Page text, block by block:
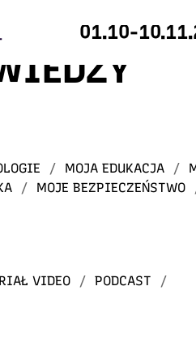
01.10-
/ MOJA EDUKACJA /
/ MOJE BEZPIECZEŃSTWO
VIDEO / PODCAST /